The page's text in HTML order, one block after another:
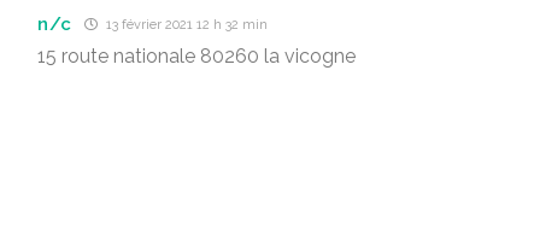
n/c 13 février 2021 12 h 32 min
15 route nationale 80260 la vicogne